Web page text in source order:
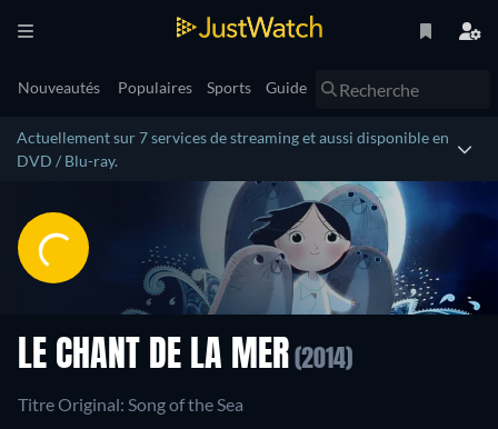
Nouveautés Populaires Sports Guide
Actuellement sur 7 services de streaming et aussi disponible en
DVD / Blu-ray.
LE CHANT DE LA MER (2014)
Titre Original: Song of the Sea